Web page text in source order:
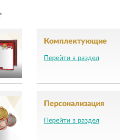
Комплектующие
Перейти в раздел
Персонализация
Перейти в раздел